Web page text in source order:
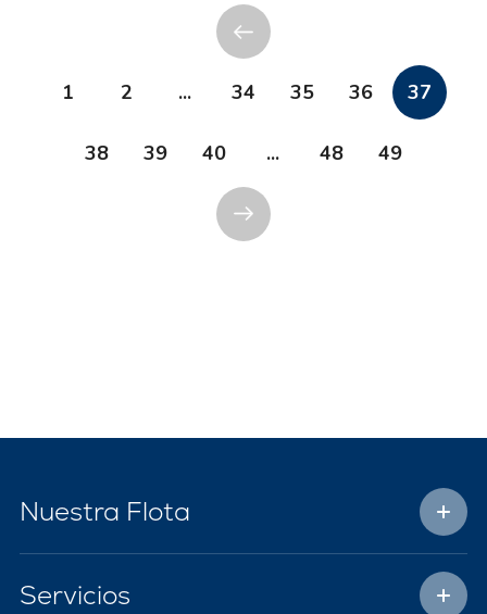
1 2 ... 34 35 36 37
38 39 40 ... 48 49
Nuestra Flota
Servicios